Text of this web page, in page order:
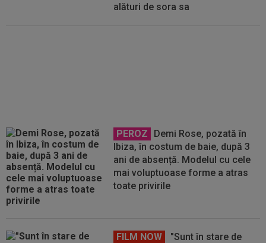
alături de sora sa
PEROZ
Demi Rose, pozată în
Ibiza, în costum de baie, după 3
ani de absență. Modelul cu cele
mai voluptuoase forme a atras
toate privirile
FILM NOW
"Sunt în stare de